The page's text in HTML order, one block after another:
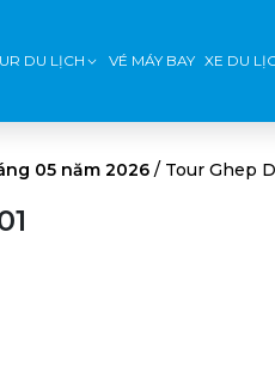
DU LỊCH VÉ MÁY BAY XE DU
05 năm 2026 / Tour Ghep